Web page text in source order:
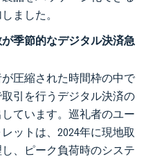
ました。
季節的なデジタル決済急
圧縮された時間枠の中で
引を行うデジタル決済の
ています。巡礼者のユー
ットは、2024年に現地取
、ピーク負荷時のシステ